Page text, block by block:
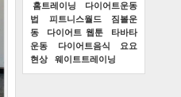
홈트레이닝
다이어트운동
법
피트니스월드
짐볼운
동
다이어트 웹툰
타바타
운동
다이어트음식
요요
현상
웨이트트레이닝